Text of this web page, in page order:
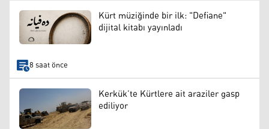
Kürt müziğinde bir ilk: "Defiane"
dijital kitabı yayınladı
8 saat önce
Kerkük’te Kürtlere ait araziler gasp
ediliyor